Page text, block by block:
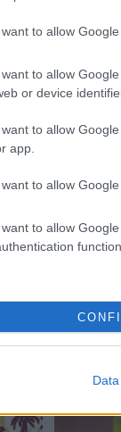
want to allow
want to allow
or device
want to allow
app.
want to allow
want to allow